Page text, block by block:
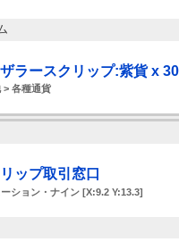
ラースクリップ:紫貨 x 30
> 各種通貨
ップ取引窓口
ション・ナイン [X:9.2 Y:13.3]